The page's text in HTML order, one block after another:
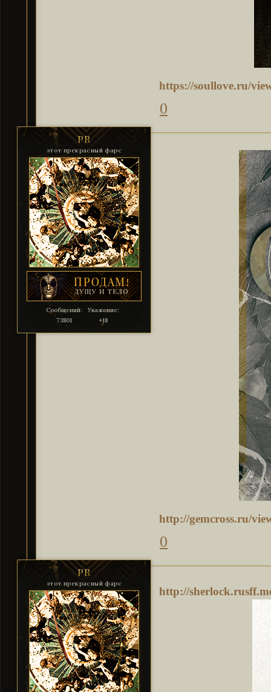
https://soullove.ru/
0
PR
этот прекрасный фарс
Сообщений:
73801
Уважение:
+18
http://gemcross.ru/
0
PR
этот прекрасный фарс
http://